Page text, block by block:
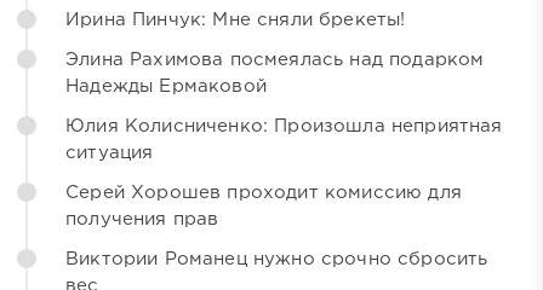
Ирина Пинчук: Мне сняли брекеты!
Элина Рахимова посмеялась над подарком
Надежды Ермаковой
Юлия Колисниченко: Произошла неприятная
ситуация
Серей Хорошев проходит комиссию для
получения прав
Виктории Романец нужно срочно сбросить
вес